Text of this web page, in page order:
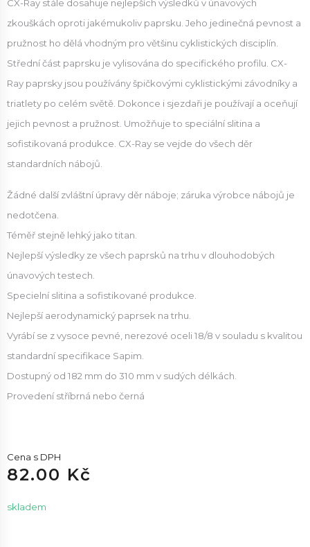
CX-Ray stále dosahuje nejlepších výsledků v únavových
zkouškách oproti jakémukoliv paprsku. Jeho jedinečná pevnost a
pružnost ho dělá vhodným pro většinu cyklistických disciplín.
Střední část paprsku je vylisována do specifického profilu. CX-
Ray paprsky jsou používány špičkovými cyklistickými závodníky a
triatlety po celém světě. Dokonce i sjezdaři je používají a oceňují
jejich pevnost a pružnost. Umožňuje to speciální slitina a
sofistikovaná produkce. CX-Ray se vejde do všech děr
standardních nábojů.
Žádné další zvláštní úpravy děr náboje; záruka výrobce nábojů je
nedotčena.
Téměř stejně lehký jako titan.
Nejlepší výsledky ze všech paprsků na trhu v dlouhodobých
únavových testech.
Specielní slitina a sofistikované produkce.
Nejlepší aerodynamický paprsek na trhu.
Vyrábí se z vysoce pevné, nerezové oceli 18/8 v souladu s kvalitou
standardní specifikace Sapim.
Dostupný od 182 mm do 310 mm v sudých délkách.
Provedení stříbrná nebo černá
Cena s DPH
82.00 Kč
skladem